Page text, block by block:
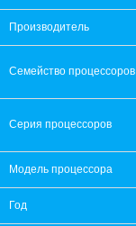
Производитель
Семейство процессоров
Серия процессоров
Модель процессора
Год